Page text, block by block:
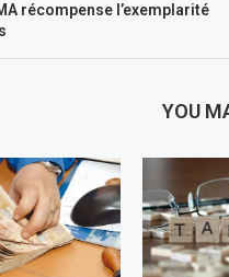
récompense l’exemplarité
YOU